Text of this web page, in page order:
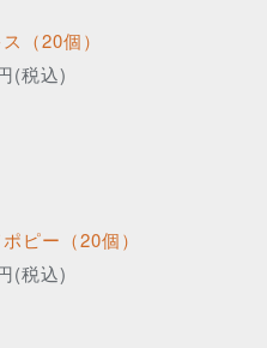
（20個）
(税込)
ピー（20個）
(税込)